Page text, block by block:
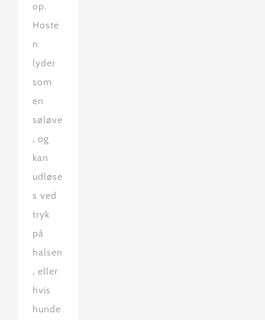
op.
Hoste
n
lyder
som
en
søløve
, og
kan
udløse
s ved
tryk
på
halsen
, eller
hvis
hunde